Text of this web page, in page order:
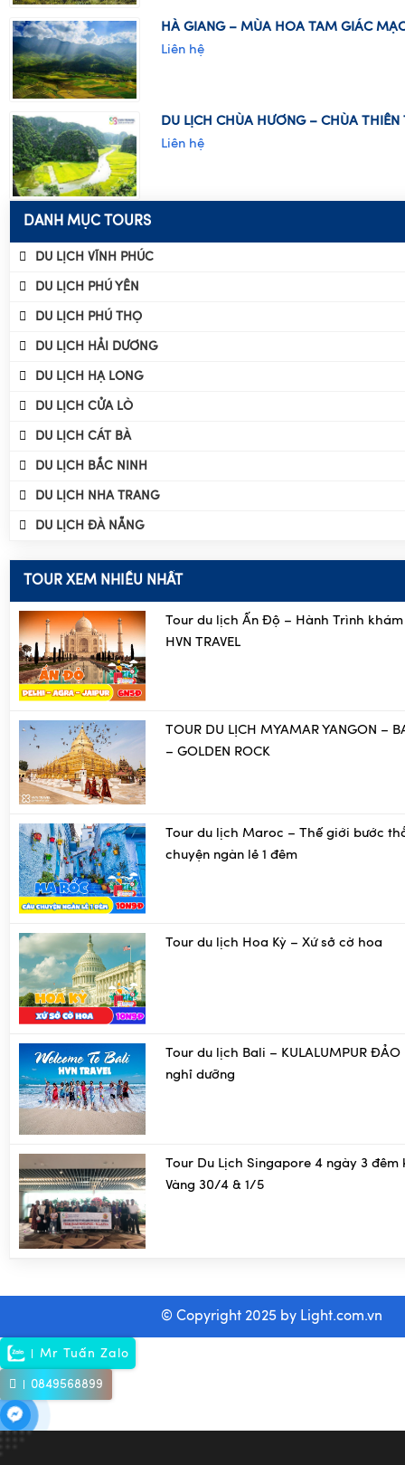
HÀ GIANG – MÙA HOA TAM GIÁC
Liên hệ
DU LỊCH CHÙA HƯƠNG – CHÙA THIÊN
Liên hệ
DANH MỤC TOURS
DU LỊCH VĨNH PHÚC
DU LỊCH PHÚ YÊN
DU LỊCH PHÚ THỌ
DU LỊCH HẢI DƯƠNG
DU LỊCH HẠ LONG
DU LỊCH CỬA LÒ
DU LỊCH CÁT BÀ
DU LỊCH BẮC NINH
DU LỊCH NHA TRANG
DU LỊCH ĐÀ NẴNG
TOUR XEM NHIỀU NHẤT
Tour du lịch Ấn Độ – Hành Trình
HVN TRAVEL
TOUR DU LỊCH MYAMAR YANGON –
– GOLDEN ROCK
Tour du lịch Maroc – Thế giới bước
chuyện ngàn lẻ 1 đêm
Tour du lịch Hoa Kỳ – Xứ sở cờ hoa
Tour du lịch Bali – KULALUMPUR ĐẢO
nghỉ dưỡng
Tour Du Lịch Singapore 4 ngày 3 đêm
Vàng 30/4 & 1/5
© Copyright 2025 by Light.com.vn
Mr Tuấn Zalo
0849568899